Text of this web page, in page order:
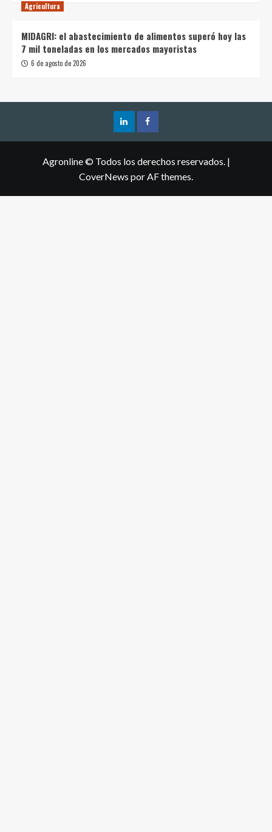
Agricultura
MIDAGRI: el abastecimiento de alimentos superó hoy las
7 mil toneladas en los mercados mayoristas
6 de agosto de 2026
Agronline © Todos los derechos reservados. |
CoverNews por AF themes.